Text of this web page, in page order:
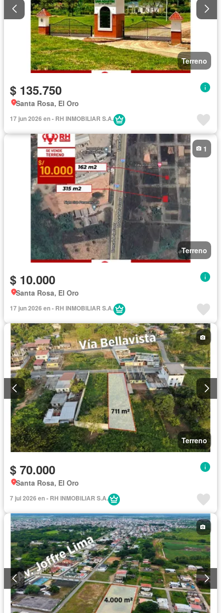
Terreno
$ 135.750
Santa Rosa, El Oro
17 jun 2026 en - RH INMOBILIAR S.A.
Terreno
1
$ 10.000
Santa Rosa, El Oro
17 jun 2026 en - RH INMOBILIAR S.A.
Terreno
$ 70.000
Santa Rosa, El Oro
7 jul 2026 en - RH INMOBILIAR S.A.